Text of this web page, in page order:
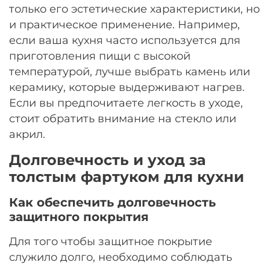
только его эстетические характеристики, но
и практическое применение. Например,
если ваша кухня часто используется для
приготовления пищи с высокой
температурой, лучше выбрать камень или
керамику, которые выдерживают нагрев.
Если вы предпочитаете легкость в уходе,
стоит обратить внимание на стекло или
акрил.
Долговечность и уход за
толстым фартуком для кухни
Как обеспечить долговечность
защитного покрытия
Для того чтобы защитное покрытие
служило долго, необходимо соблюдать